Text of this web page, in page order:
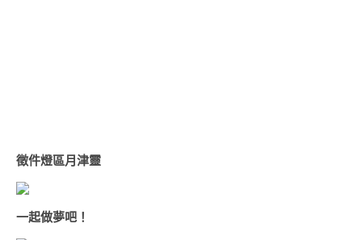
徵件燈區月津靈
一起做夢吧！